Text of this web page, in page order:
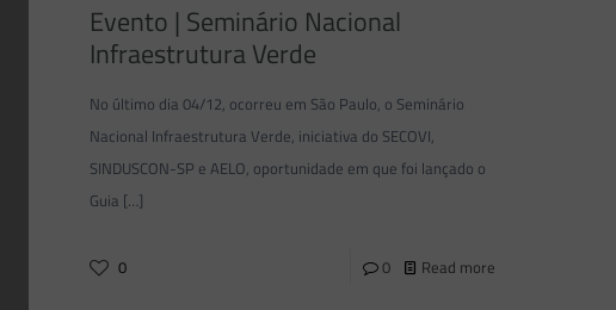
Evento | Seminário Nacional
Infraestrutura Verde
No último dia 04/12, ocorreu em São Paulo, o Seminário
Nacional Infraestrutura Verde, iniciativa do SECOVI,
SINDUSCON-SP e AELO, oportunidade em que foi lançado o
Guia […]
0 0 Read more